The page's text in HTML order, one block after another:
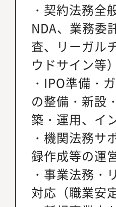
・契約法務全
NDA、業務委
査、リーガル
ウドサイン等
・IPO準備・
の整備・新設
築・運用、イ
・機関法務サ
録作成等の運
・事業法務・
対応（職業安